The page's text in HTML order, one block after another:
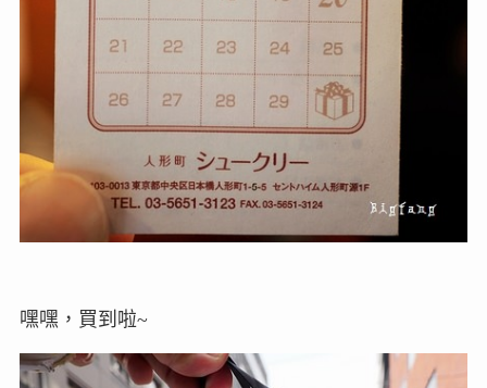
嘿嘿，買到啦~